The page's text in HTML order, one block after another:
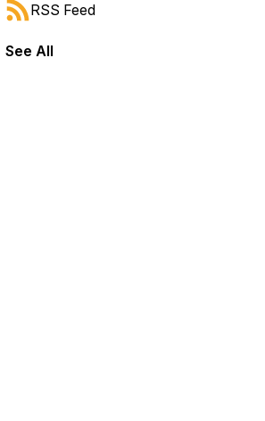
RSS Feed
See All